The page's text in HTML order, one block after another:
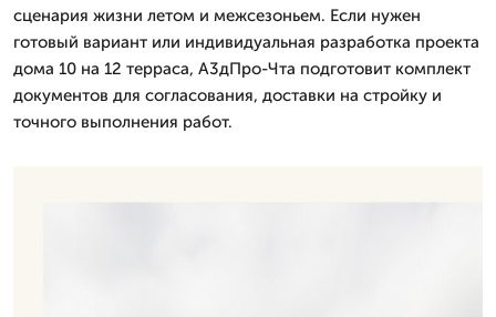
сценария жизни летом и межсезоньем. Если нужен
готовый вариант или индивидуальная разработка проекта
дома 10 на 12 терраса, А3дПро-Чта подготовит комплект
документов для согласования, доставки на стройку и
точного выполнения работ.